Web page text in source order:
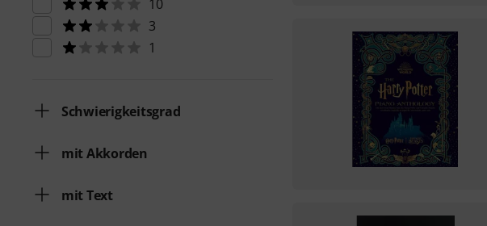
10
3
1
Schwierigkeitsgrad
mit Akkorden
mit Text